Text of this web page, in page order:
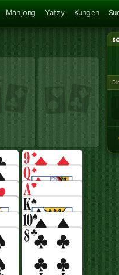
Mahjong Yatzy Kungen